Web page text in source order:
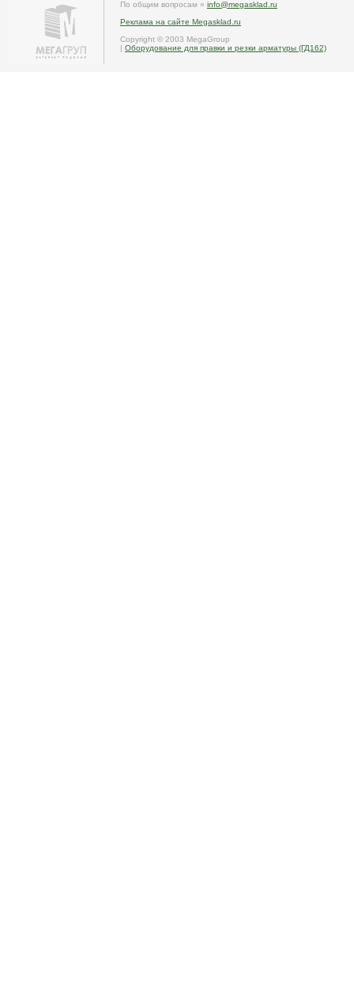
По общим вопросам » info@megasklad.ru
Реклама на сайте Megasklad.ru
Copyright © 2003 MegaGroup
| Оборудование для правки и резки арматуры (ГД162)